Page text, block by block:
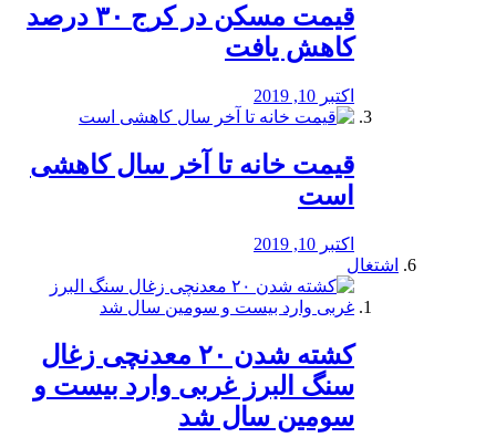
️قیمت مسکن در کرج ۳۰ درصد
کاهش یافت
اکتبر 10, 2019
قیمت خانه تا آخر سال کاهشی
است
اکتبر 10, 2019
اشتغال
کشته شدن ۲۰ معدنچی زغال
سنگ البرز غربی وارد بیست و
سومین سال شد